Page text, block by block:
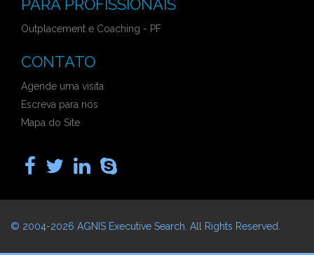
PARA PROFISSIONAIS
Outplacement e Coaching - PF
CONTATO
Agende uma visita
Escreva para nós
Mapa do Site
© 2004-2026 AGNIS Executive Search . All Rights Reserved.